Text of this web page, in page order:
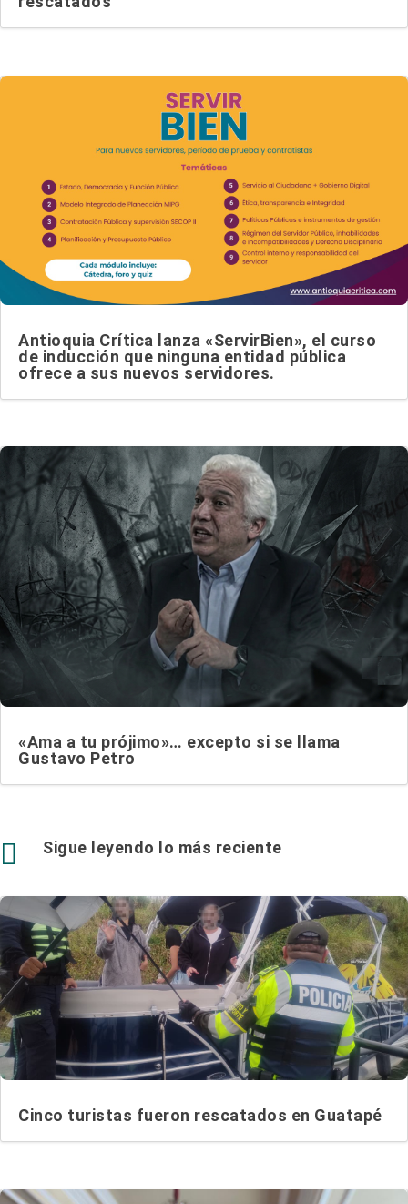
Antioquia Crítica lanza «ServirBien», el curso
de inducción que ninguna entidad pública
ofrece a sus nuevos servidores.
«Ama a tu prójimo»… excepto si se llama
Gustavo Petro
 Sigue leyendo lo más reciente
Cinco turistas fueron rescatados en Guatapé